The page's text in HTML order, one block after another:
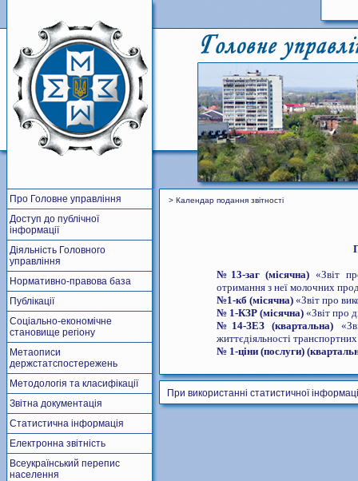
Про Головне управління
Доступ до публічної
інформації
Діяльність Головного
управління
Нормативно-правова база
Публікації
Соціально-економічне
становище регіону
Метаописи
держстатспостережень
Методологія та класифікації
Звітна документація
Статистична інформація
Електронна звітність
Всеукраїнський перепис
населення
> Календар подання звітності
№ 13-заг (місячна) «Звіт
отримання з неї молочних
№1-кб (місячна) «Звіт про
№ 1-КЗР (місячна) «Звіт про
№ 14-ЗЕЗ (квартальна)
життєдіяльності
№ 1-ціни (послуги)
При використанні статистичної